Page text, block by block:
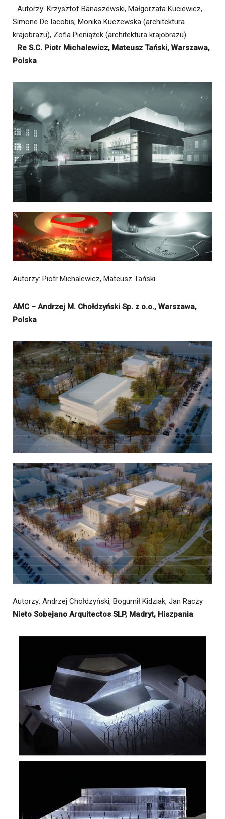
Autorzy: Krzysztof Banaszewski, Małgorzata Kuciewicz,
Simone De Iacobis; Monika Kuczewska (architektura
krajobrazu), Zofia Pieniążek (architektura krajobrazu)
Re S.C. Piotr Michalewicz, Mateusz Tański, Warszawa,
Polska
Autorzy: Piotr Michalewicz, Mateusz Tański
AMC – Andrzej M. Chołdzyński Sp. z o.o., Warszawa,
Polska
Autorzy: Andrzej Chołdzyński, Bogumił Kidziak, Jan Rączy
Nieto Sobejano Arquitectos SLP, Madryt, Hiszpania